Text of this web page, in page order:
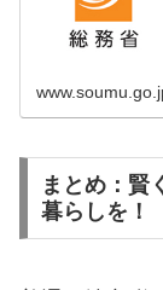
まとめ：賢
暮らしを！